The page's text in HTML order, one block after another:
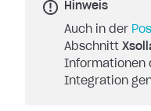
Hinweis
Auch in der
Abschnitt
Informationen
Integration